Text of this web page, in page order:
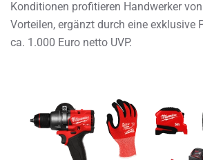
Konditionen profitieren Handwerker
Vorteilen, ergänzt durch eine exklusive
ca. 1.000 Euro netto UVP.